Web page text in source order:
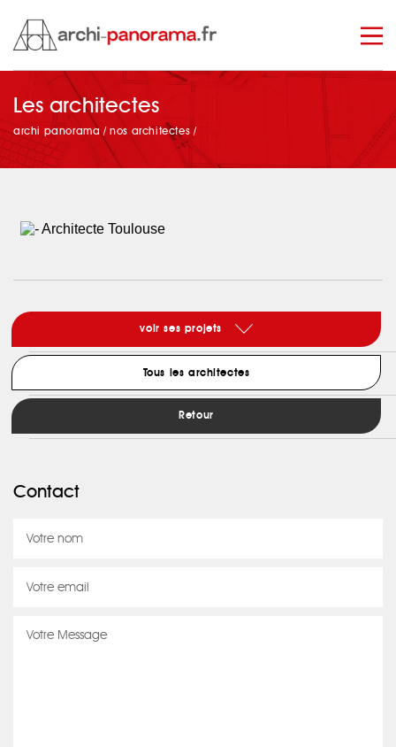
Les architectes
archi panorama /nos architectes /
voir ses projets
Tous les architectes
Retour
Contact